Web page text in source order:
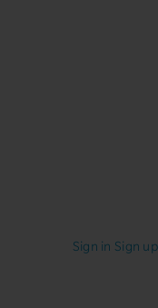
Sign in Sign up